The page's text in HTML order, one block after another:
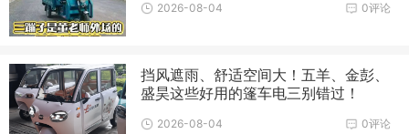
0评论
2026-08-04
挡风遮雨、舒适空间大！五羊、金彭、
盛昊这些好用的篷车电三别错过！
0评论
2026-08-04